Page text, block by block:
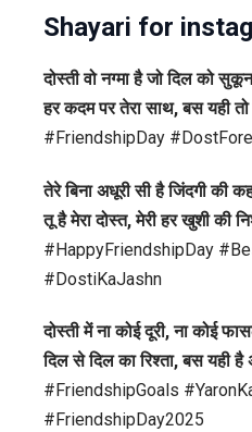
Shayari for
दोस्ती वो नग्मा है जो दिल को
हर कदम पर तेरा साथ, बस यही
#FriendshipDay
तेरे बिना अधूरी सी है जिंदगी की
तू है मेरा दोस्त, मेरी हर खुशी की
#HappyFriendshipDay
#DostiKaJashn
दोस्ती में ना कोई दूरी, ना कोई
दिल से दिल का रिश्ता, बस यही
#FriendshipGoals
#FriendshipDay2025